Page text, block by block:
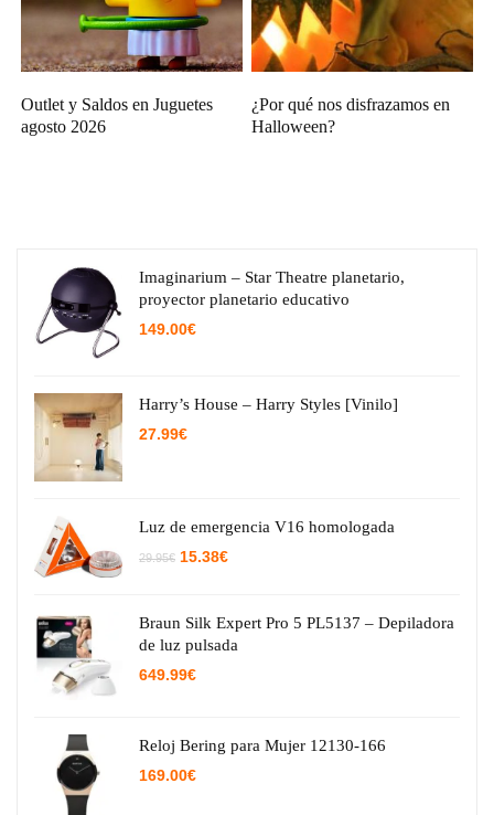
Outlet y Saldos en Juguetes
agosto 2026
¿Por qué nos disfrazamos en
Halloween?
Imaginarium – Star Theatre planetario,
proyector planetario educativo
149.00€
Harry’s House – Harry Styles [Vinilo]
27.99€
Luz de emergencia V16 homologada
29.95€ El
29.95€.
15.38€El
15.38€.
Braun Silk Expert Pro 5 PL5137 – Depiladora
de luz pulsada
649.99€
Reloj Bering para Mujer 12130-166
169.00€